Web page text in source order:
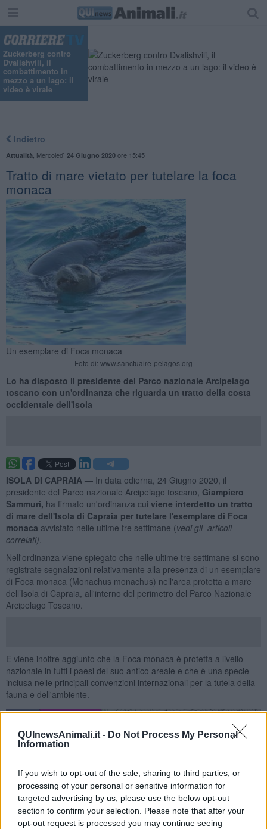
QUInewsAnimali.it - Do Not Process My Personal
Information
If you wish to opt-out of the sale, sharing to third parties, or
processing of your personal or sensitive information for
targeted advertising by us, please use the below opt-out
section to confirm your selection. Please note that after your
opt-out request is processed you may continue seeing
Zuckerberg contro
Dvalishvili, il
combattimento in
mezzo a un lago: il
video è virale
Indietro
Attualità Mercoledì 24 Giugno 2020ore 15:45
Tratto di mare vietato per tutelare la foca
monaca
Un esemplare di Foca monaca
Foto di: www.sanctuaire-pelagos.org
Lo ha disposto il presidente del Parco nazionale Arcipelago
toscano con un'ordinanza che riguarda un tratto della costa
occidentale dell'isola
ISOLA DI CAPRAIA — In data odierna, 24 Giugno 2020, il
presidente del Parco nazionale Arcipelago toscano, Giampiero
Sammuri, ha firmato un'ordinanza cui viene interdetto un tratto
di mare dell'Isola di Capraia per tutelare l'esemplare di Foca
monaca avvistato nelle ultime tre settimane (vedi gli articoli
correlati)
Nell'ordinanza viene spiegato che nelle ultime tre settimane si sono
registrate segnalazioni relativamente alla presenza di un esemplare
di Foca monaca (Monachus monachus) nell'area protetta a mare
dell’Isola di Capraia, all'interno del perimetro del Parco Nazionale
Arcipelago Toscano.
E viene inoltre aggiunto che la Foca monaca è protetta a livello
nazionale in tutti i paesi del suo antico areale e che è una specie
inclusa nelle principali convenzioni internazionali per la tutela della
fauna e dell'ambiente.